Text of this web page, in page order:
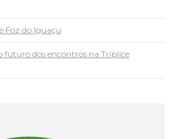
Foz do Iguaçu
futuro dos encontros na Tríplice